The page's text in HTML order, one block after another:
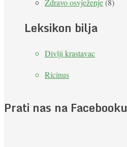
Zdravo osvježenje(8)
Leksikon bilja
Divlji krastavac
Ricinus
Prati nas na Facebooku